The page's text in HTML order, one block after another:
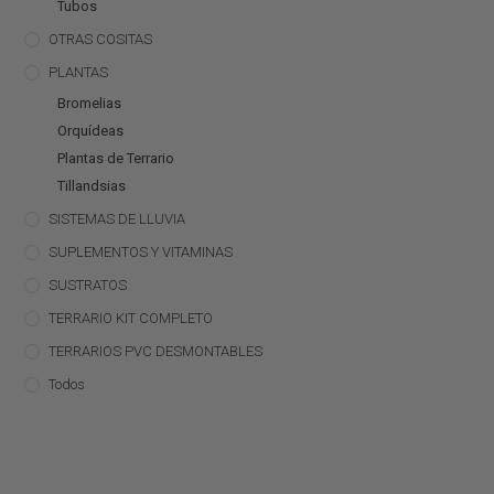
Tubos
OTRAS COSITAS
PLANTAS
Bromelias
Orquídeas
Plantas de Terrario
Tillandsias
SISTEMAS DE LLUVIA
SUPLEMENTOS Y VITAMINAS
SUSTRATOS
TERRARIO KIT COMPLETO
TERRARIOS PVC DESMONTABLES
Todos